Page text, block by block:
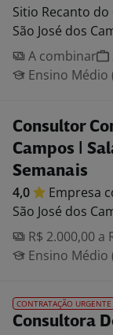
Sitio Recanto do
São José dos
A combinar
Ensino Médio
Consultor
Campos |
Semanais
4,0 Empresa
São José dos
R$ 2.000,00 a
Ensino Médio
CONTRATAÇÃO URGENTE
Consultora